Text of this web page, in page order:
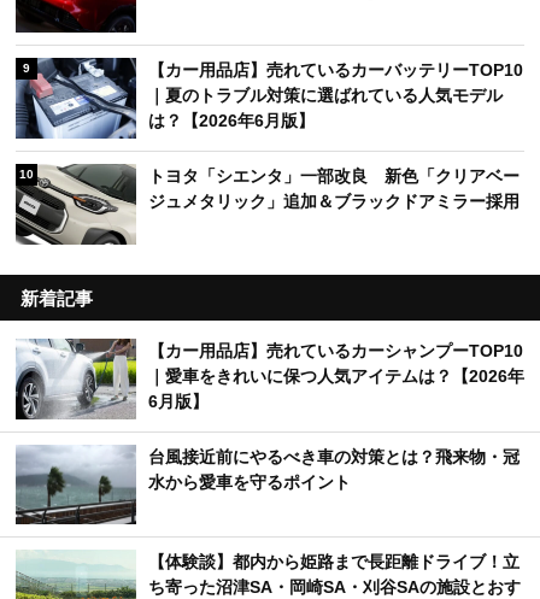
9
【カー用品店】売れているカーバッテリーTOP10
｜夏のトラブル対策に選ばれている人気モデル
は？【2026年6月版】
10
トヨタ「シエンタ」一部改良 新色「クリアベー
ジュメタリック」追加＆ブラックドアミラー採用
新着記事
【カー用品店】売れているカーシャンプーTOP10
｜愛車をきれいに保つ人気アイテムは？【2026年
6月版】
台風接近前にやるべき車の対策とは？飛来物・冠
水から愛車を守るポイント
【体験談】都内から姫路まで長距離ドライブ！立
ち寄った沼津SA・岡崎SA・刈谷SAの施設とおす